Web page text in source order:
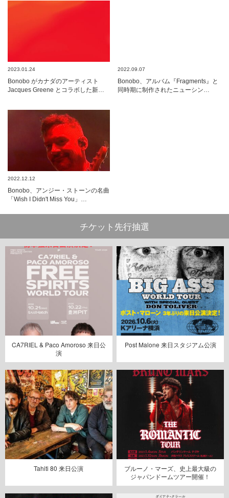
2023.01.24
Bonobo がカナダのアーティスト
Jacques Greene とコラボした新…
2022.09.07
Bonobo、アルバム『Fragments』と
同時期に制作されたニューシン…
2022.12.12
Bonobo、アンジー・ストーンの名曲
「Wish I Didn't Miss You」…
チケット先行抽選
CA7RIEL & Paco Amoroso 来日公
演
Post Malone 来日スタジアム公演
Tahiti 80 来日公演
ブルーノ・マーズ、史上最大級の
ジャパンドームツアー開催！